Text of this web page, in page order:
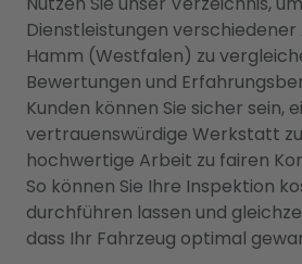
Dienstleistungen
Hamm (Westfalen) zu
Bewertungen und
Kunden können Sie sicher sein,
vertrauenswürdige Werkstatt
hochwertige Arbeit zu fairen
So können Sie Ihre Inspektion
durchführen lassen und
dass Ihr Fahrzeug optimal